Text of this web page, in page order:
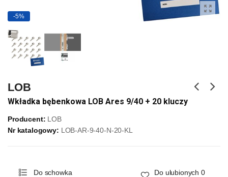
-5%
LOB
Wkładka bębenkowa LOB Ares 9/40 + 20 kluczy
Producent: LOB
Nr katalogowy: LOB-AR-9-40-N-20-KL
Do schowka Do ulubionych 0